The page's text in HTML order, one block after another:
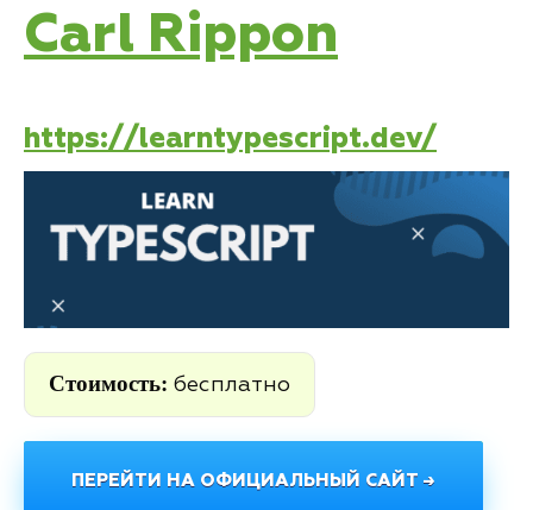
Carl Rippon
https://learntypescript.dev/
Стоимость: бесплатно
ПЕРЕЙТИ НА ОФИЦИАЛЬНЫЙ САЙТ →